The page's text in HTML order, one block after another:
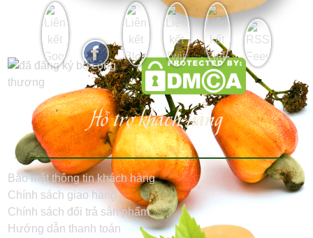
Hỗ trợ khách hàng
Bảo mật thông tin khách hàng
Chính sách giao hàng
Chính sách đổi trả sản phẩm
Hướng dẫn thanh toán